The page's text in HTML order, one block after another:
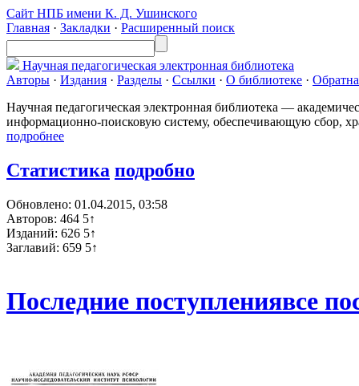
Сайт НПБ имени К. Д. Ушинского
Главная · Закладки · Расширенный поиск
Научная педагогическая электронная библиотека
Авторы · Издания · Разделы · Ссылки · О библиотеке ·
Научная педагогическая электронная библиотека —
информационно-поисковую систему, обеспечивающую сбор,
подробнее
Статистика подробно
Обновлено: 01.04.2015, 03:58
Авторов: 464 5↑
Изданий: 626 5↑
Заглавий: 659 5↑
Последние поступлениявсе